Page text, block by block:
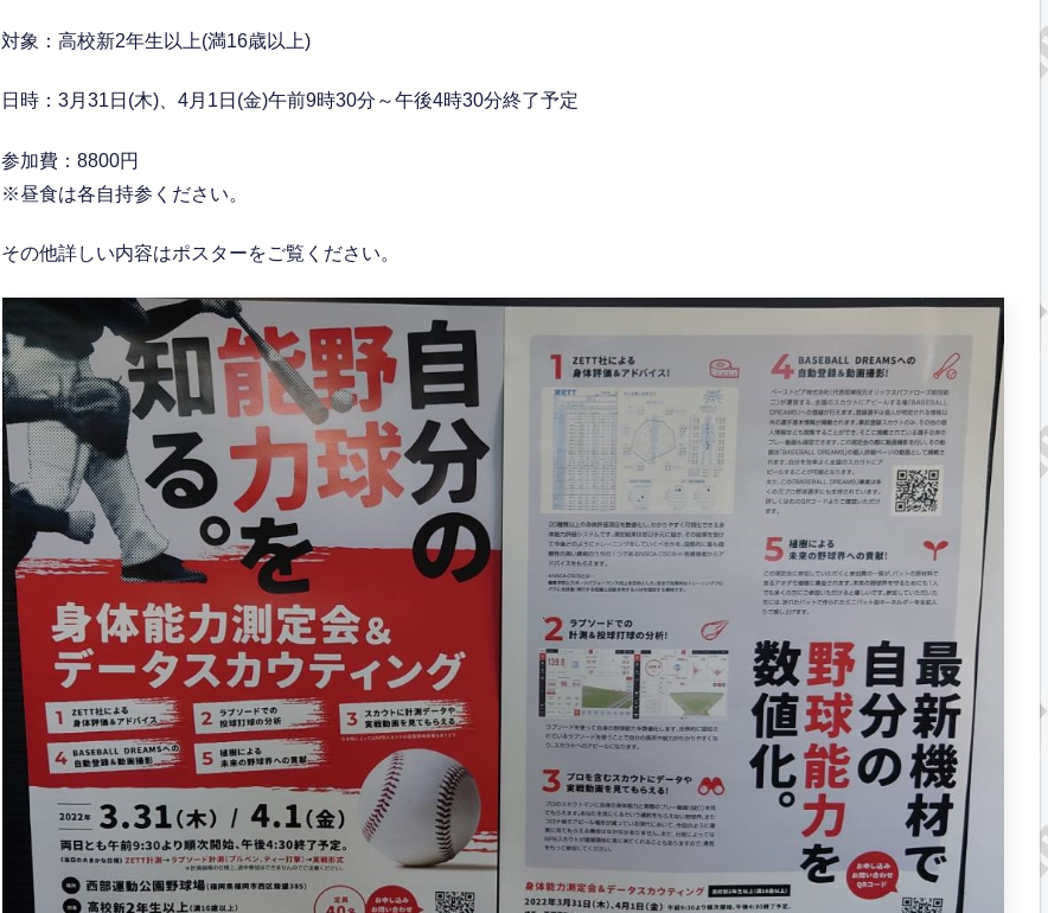
対象：高校新2年生以上(満16歳以上)
日時：3月31日(木)、4月1日(金)午前9時30分～午後4時30分終了予定
参加費：8800円
※昼食は各自持参ください。
その他詳しい内容はポスターをご覧ください。